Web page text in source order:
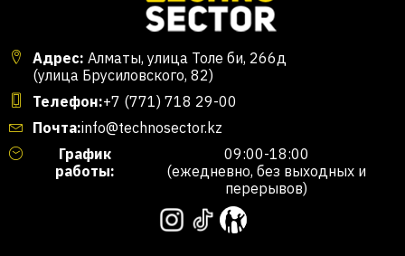
Адрес: Алматы, улица Толе би, 266д
(улица Брусиловского, 82)
Телефон:+7 (771) 718 29-00
Почта:info@technosector.kz
График
работы:
09:00-18:00
(ежедневно, без выходных и
перерывов)